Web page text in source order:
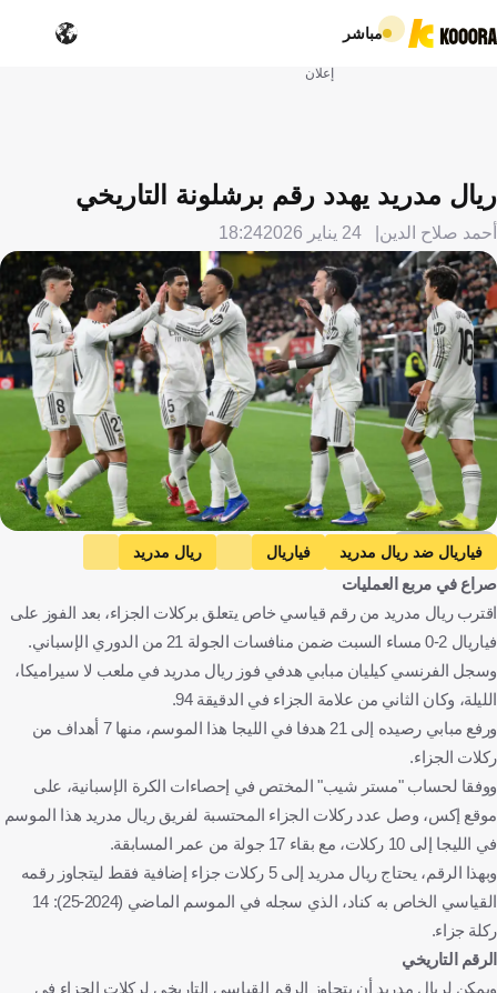
مباشر
إعلان
ريال مدريد يهدد رقم برشلونة التاريخي
أحمد صلاح الدين 24 يناير 2026 18:24
Getty Images
فياريال ضد ريال مدريد فياريال
ريال مدريد
الدوري الإسباني
إسبانياصراع في مربع العمليات
اقترب ريال مدريد من رقم قياسي خاص يتعلق بركلات الجزاء، بعد الفوز على
فياريال 2-0 مساء السبت ضمن منافسات الجولة 21 من الدوري الإسباني.
وسجل الفرنسي كيليان مبابي هدفي فوز ريال مدريد في ملعب لا سيراميكا،
الليلة، وكان الثاني من علامة الجزاء في الدقيقة 94.
ورفع مبابي رصيده إلى 21 هدفا في الليجا هذا الموسم، منها 7 أهداف من
ركلات الجزاء.
ووفقا لحساب "مستر شيب" المختص في إحصاءات الكرة الإسبانية، على
موقع إكس، وصل عدد ركلات الجزاء المحتسبة لفريق ريال مدريد هذا الموسم
في الليجا إلى 10 ركلات، مع بقاء 17 جولة من عمر المسابقة.
وبهذا الرقم، يحتاج ريال مدريد إلى 5 ركلات جزاء إضافية فقط ليتجاوز رقمه
القياسي الخاص به کناد، الذي سجله في الموسم الماضي (2024-25): 14
ركلة جزاء.
الرقم التاريخي
ويمكن لريال مدريد أن يتجاوز الرقم القياسي التاريخي لركلات الجزاء في